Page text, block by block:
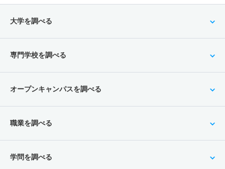
大学を調べる
専門学校を調べる
オープンキャンパスを調べる
職業を調べる
学問を調べる